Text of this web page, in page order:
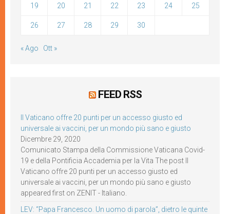
19 20 21 22 23 24 25
26 27 28 29 30
« Ago Ott »
FEED RSS
Il Vaticano offre 20 punti per un accesso giusto ed
universale ai vaccini, per un mondo più sano e giusto
Dicembre 29, 2020
Comunicato Stampa della Commissione Vaticana Covid-
19 e della Pontificia Accademia per la Vita The post Il
Vaticano offre 20 punti per un accesso giusto ed
universale ai vaccini, per un mondo più sano e giusto
appeared first on ZENIT - Italiano.
LEV: “Papa Francesco. Un uomo di parola”, dietro le quinte